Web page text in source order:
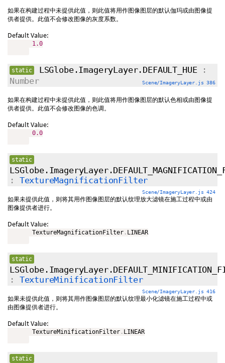
如果在构建过程中未提供此值，则此值将用作图像图层的默认伽玛或由图像提
供者提供。此值不会修改图像的灰度系数。
Default Value:
1.0
static LSGlobe.ImageryLayer.DEFAULT_HUE
:
Number
Scene/ImageryLayer.js 386
如果在构建过程中未提供此值，则此值将用作图像图层的默认色相或由图像提
供者提供。此值不会修改图像的色调。
Default Value:
0.0
static
: TextureMagnificationFilter
Scene/ImageryLayer.js 424
如果未提供此值，则将其用作图像图层的默认纹理放大滤镜在施工过程中或由
图像提供者进行。
Default Value:
       TextureMagnificationFilter
. LINEAR
static
: TextureMinificationFilter
Scene/ImageryLayer.js 416
如果未提供此值，则将其用作图像图层的默认纹理最小化滤镜在施工过程中或
由图像提供者进行。
Default Value:
       TextureMinificationFilter
. LINEAR
static